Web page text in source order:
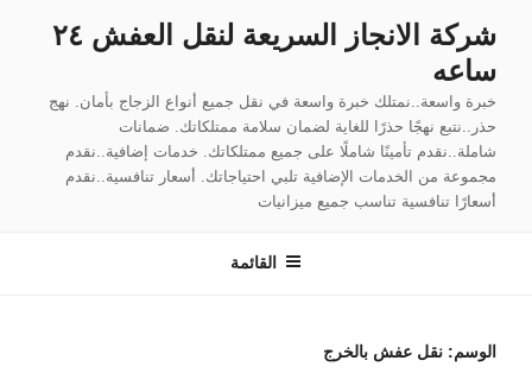
المحتوى
شركة الانجاز السريعة لنقل العفش ٢٤
ساعه
خبرة واسعة..نمتلك خبرة واسعة في نقل جميع أنواع الزجاج بأمان. نهج
حذر..نتبع نهجًا حذرًا للغاية لضمان سلامة ممتلكاتك. ضمانات
شاملة..نقدم تأمينًا شاملًا على جميع ممتلكاتك. خدمات إضافية..نقدم
مجموعة من الخدمات الإضافية تلبي احتياجاتك. أسعار تنافسية..نقدم
أسعارًا تنافسية تناسب جميع ميزانيات
القائمة
الوسم: نقل عفش بالخرج